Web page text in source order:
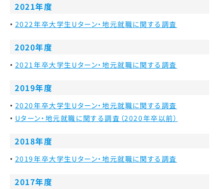
2021年度
2022年卒大学生Uターン・地元就職に関する調査
2020年度
2021年卒大学生Uターン・地元就職に関する調査
2019年度
2020年卒大学生Uターン・地元就職に関する調査
Uターン・地元就職に関する調査（2020年卒以前）
2018年度
2019年卒大学生Uターン・地元就職に関する調査
2017年度